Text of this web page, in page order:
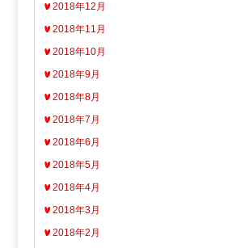
2018年12月
2018年11月
2018年10月
2018年9月
2018年8月
2018年7月
2018年6月
2018年5月
2018年4月
2018年3月
2018年2月